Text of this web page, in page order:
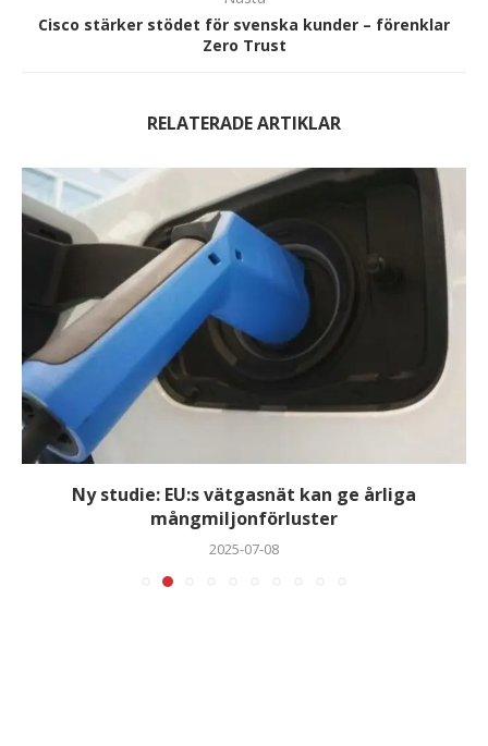
Cisco stärker stödet för svenska kunder – förenklar
Zero Trust
RELATERADE ARTIKLAR
Ny studie: EU:s vätgasnät kan ge årliga
mångmiljonförluster
2025-07-08